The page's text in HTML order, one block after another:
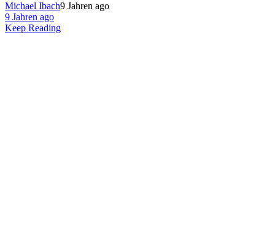
Michael Ibach9 Jahren ago
9 Jahren ago
Keep Reading